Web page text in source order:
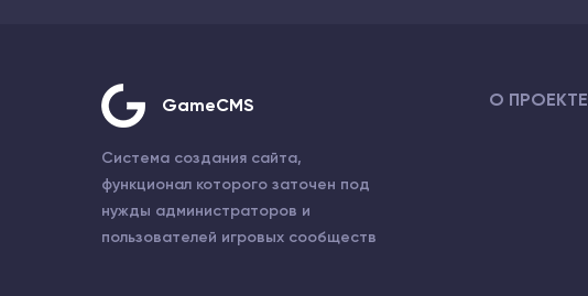
GameCMS
Система создания сайта,
функционал которого заточен под
нужды администраторов и
пользователей игровых сообществ
О ПРОЕКТЕ